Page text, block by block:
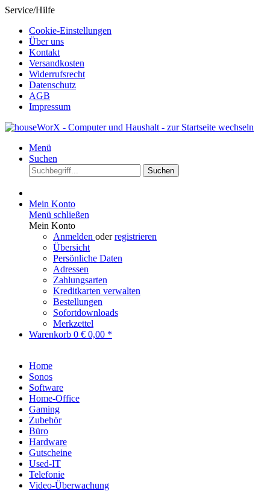
Service/Hilfe
Cookie-Einstellungen
Über uns
Kontakt
Versandkosten
Widerrufsrecht
Datenschutz
AGB
Impressum
Menü
Suchen
Suchen
Mein Konto
Menü schließen
Mein Konto
Anmelden oderregistrieren
Übersicht
Persönliche Daten
Adressen
Zahlungsarten
Kreditkarten verwalten
Bestellungen
Sofortdownloads
Merkzettel
Warenkorb 0 € 0,00 *
Home
Sonos
Software
Home-Office
Gaming
Zubehör
Büro
Hardware
Gutscheine
Used-IT
Telefonie
Video-Überwachung